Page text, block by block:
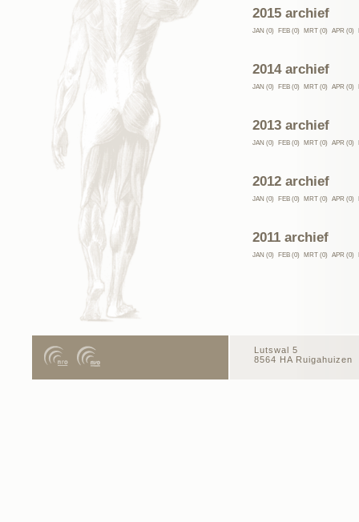
2015 archief
JAN (0) FEB (0) MRT (0) APR (0)
2014 archief
JAN (0) FEB (0) MRT (0) APR (0)
2013 archief
JAN (0) FEB (0) MRT (0) APR (0)
2012 archief
JAN (0) FEB (0) MRT (0) APR (0)
2011 archief
JAN (0) FEB (0) MRT (0) APR (0)
Lutswal 5
8564 HA Ruigahuizen